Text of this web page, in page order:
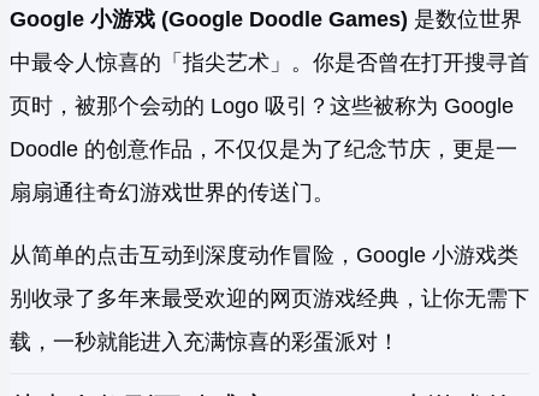
Google 小游戏 (Google Doodle Games) 是数位世界
中最令人惊喜的「指尖艺术」。你是否曾在打开搜寻首
页时，被那个会动的 Logo 吸引？这些被称为 Google
Doodle 的创意作品，不仅仅是为了纪念节庆，更是一
扇扇通往奇幻游戏世界的传送门。
从简单的点击互动到深度动作冒险，Google 小游戏类
别收录了多年来最受欢迎的网页游戏经典，让你无需下
载，一秒就能进入充满惊喜的彩蛋派对！